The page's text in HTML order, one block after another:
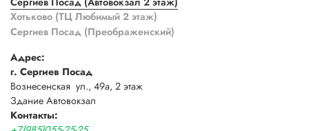
Хотьково (ТЦ Любимый 2 этаж)
Сергиев Посад (Преображенский)
Адрес:
г. Сергиев Посад
Вознесенская ул., 49а, 2 этаж
Здание Автовокзал
Контакты: